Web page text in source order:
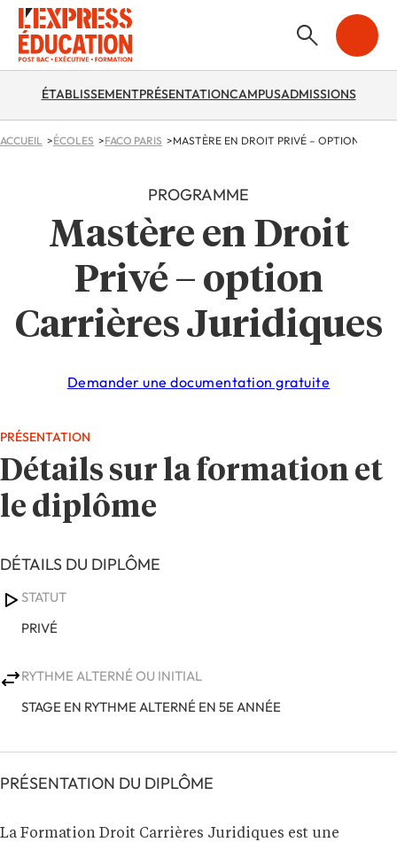
ÉTABLISSEMENTPRÉSENTATIONCAMPUSADMISSIONS
ACCUEIL ÉCOLES FACO PARIS
PROGRAMME
Mastère en Droit
Privé – option
Carrières Juridiques
Demander une documentation gratuite
PRÉSENTATION
Détails sur la formation et
le diplôme
DÉTAILS DU DIPLÔME
STATUT
PRIVÉ
RYTHME ALTERNÉ OU INITIAL
STAGE EN RYTHME ALTERNÉ EN 5E ANNÉE
PRÉSENTATION DU DIPLÔME
La Formation Droit Carrières Juridiques est une